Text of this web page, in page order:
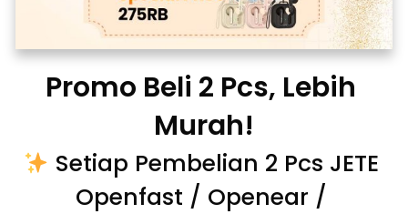
Promo Beli 2 Pcs, Lebih
Murah!
Setiap Pembelian 2 Pcs JETE
Openfast / Openear /